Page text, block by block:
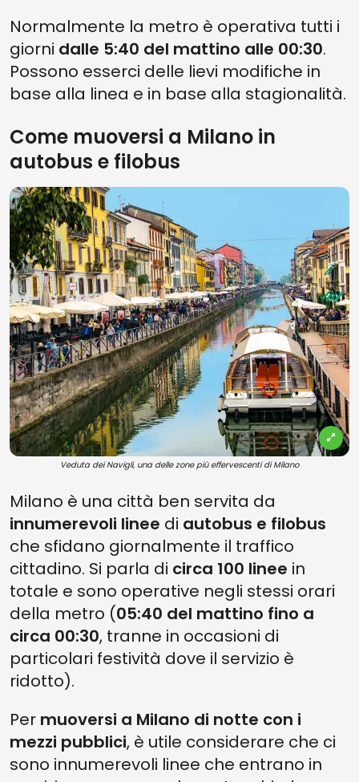
Normalmente la metro è operativa tutti i
giorni dalle 5:40 del mattino alle 00:30.
Possono esserci delle lievi modifiche in
base alla linea e in base alla stagionalità.
Come muoversi a Milano in
autobus e filobus
Veduta dei Navigli, una delle zone più effervescenti di Milano
Milano è una città ben servita da
innumerevoli linee di autobus e filobus
che sfidano giornalmente il traffico
cittadino. Si parla di circa 100 linee in
totale e sono operative negli stessi orari
della metro (05:40 del mattino fino a
circa 00:30, tranne in occasioni di
particolari festività dove il servizio è
ridotto).
Per muoversi a Milano di notte con i
mezzi pubblici, è utile considerare che ci
sono innumerevoli linee che entrano in